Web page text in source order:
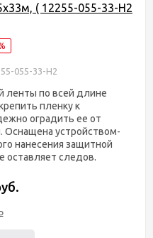
( 12255-055-33-H2
055-33-H2
ленты по всей длине
пленку к
оградить ее от
Оснащена устройством-
нанесения защитной
оставляет следов.